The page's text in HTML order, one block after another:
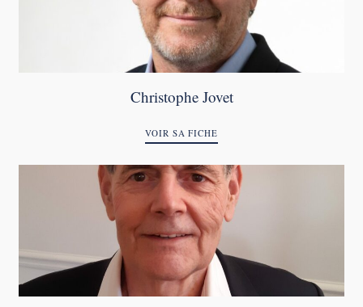
Christophe Jovet
VOIR SA FICHE